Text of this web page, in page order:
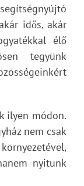
idős, akár
élő
tegyünk
ilyen módon.
nem csak
nyitunk